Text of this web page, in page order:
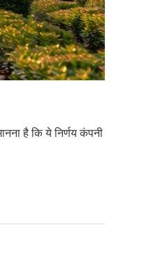
है कि ये निर्णय कंपनी